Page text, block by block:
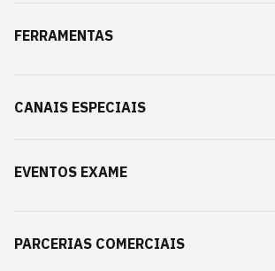
FERRAMENTAS
CANAIS ESPECIAIS
EVENTOS EXAME
PARCERIAS COMERCIAIS